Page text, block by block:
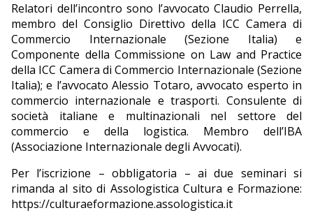
Relatori dell’incontro sono l’avvocato Claudio Perrella,
membro del Consiglio Direttivo della ICC Camera di
Commercio Internazionale (Sezione Italia) e
Componente della Commissione on Law and Practice
della ICC Camera di Commercio Internazionale (Sezione
Italia); e l’avvocato Alessio Totaro, avvocato esperto in
commercio internazionale e trasporti. Consulente di
società italiane e multinazionali nel settore del
commercio e della logistica. Membro dell’IBA
(Associazione Internazionale degli Avvocati).
Per l’iscrizione – obbligatoria – ai due seminari si
rimanda al sito di Assologistica Cultura e Formazione:
https://culturaeformazione.assologistica.it